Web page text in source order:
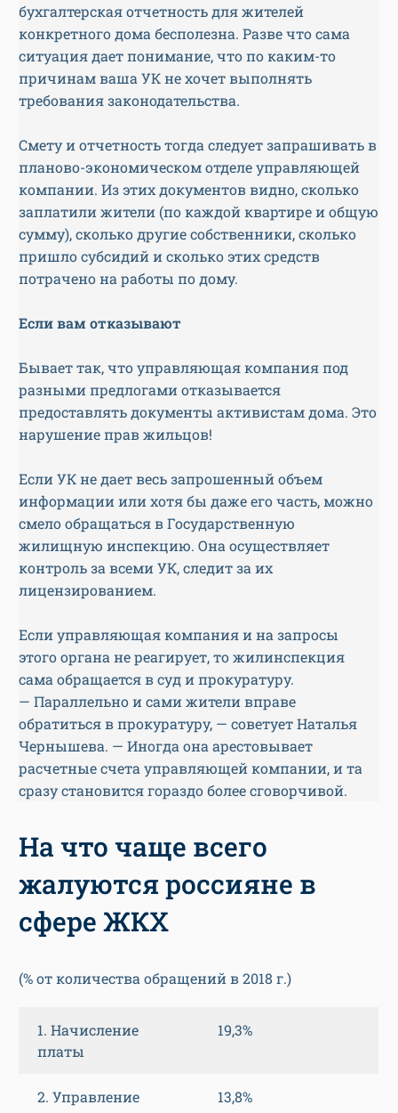
бухгалтерская отчетность для жителей
конкретного дома бесполезна. Разве что сама
ситуация дает понимание, что по каким-то
причинам ваша УК не хочет выполнять
требования законодательства.
Смету и отчетность тогда следует запрашивать в
планово-экономическом отделе управляющей
компании. Из этих документов видно, сколько
заплатили жители (по каждой квартире и общую
сумму), сколько другие собственники, сколько
пришло субсидий и сколько этих средств
потрачено на работы по дому.
Если вам отказывают
Бывает так, что управляющая компания под
разными предлогами отказывается
предоставлять документы активистам дома. Это
нарушение прав жильцов!
Если УК не дает весь запрошенный объем
информации или хотя бы даже его часть, можно
смело обращаться в Государственную
жилищную инспекцию. Она осуществляет
контроль за всеми УК, следит за их
лицензированием.
Если управляющая компания и на запросы
этого органа не реагирует, то жилинспекция
сама обращается в суд и прокуратуру.
— Параллельно и сами жители вправе
обратиться в прокуратуру, — советует Наталья
Чернышева. — Иногда она арестовывает
расчетные счета управляющей компании, и та
сразу становится гораздо более сговорчивой.
На что чаще всего
жалуются россияне в
сфере ЖКХ
(% от количества обращений в 2018 г.)
1. Начисление
платы
19,3%
2. Управление
13,8%